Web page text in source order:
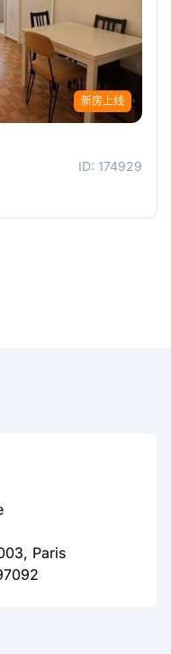
新房上线
ID: 174929
Paris